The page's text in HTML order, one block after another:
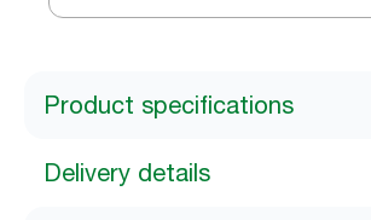
Product specifications
Delivery details